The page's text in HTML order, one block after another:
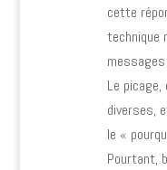
cette
technique
messages
Le
diverses,
le «
Pourtant,